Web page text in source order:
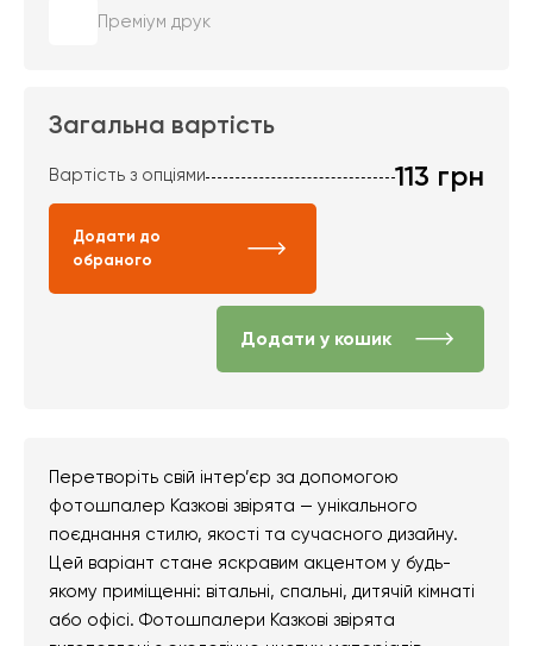
Преміум друк
Загальна вартість
Вартість з опціями 113 грн
Додати до
обраного
Додати у кошик
Перетворіть свій інтер’єр за допомогою
фотошпалер Казкові звірята — унікального
поєднання стилю, якості та сучасного дизайну.
Цей варіант стане яскравим акцентом у будь-
якому приміщенні: вітальні, спальні, дитячій кімнаті
або офісі. Фотошпалери Казкові звірята